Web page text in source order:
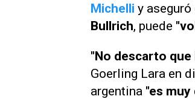
Michelli y
Bullrich, puede
"No descarto que
Goerling Lara en
argentina "es muy